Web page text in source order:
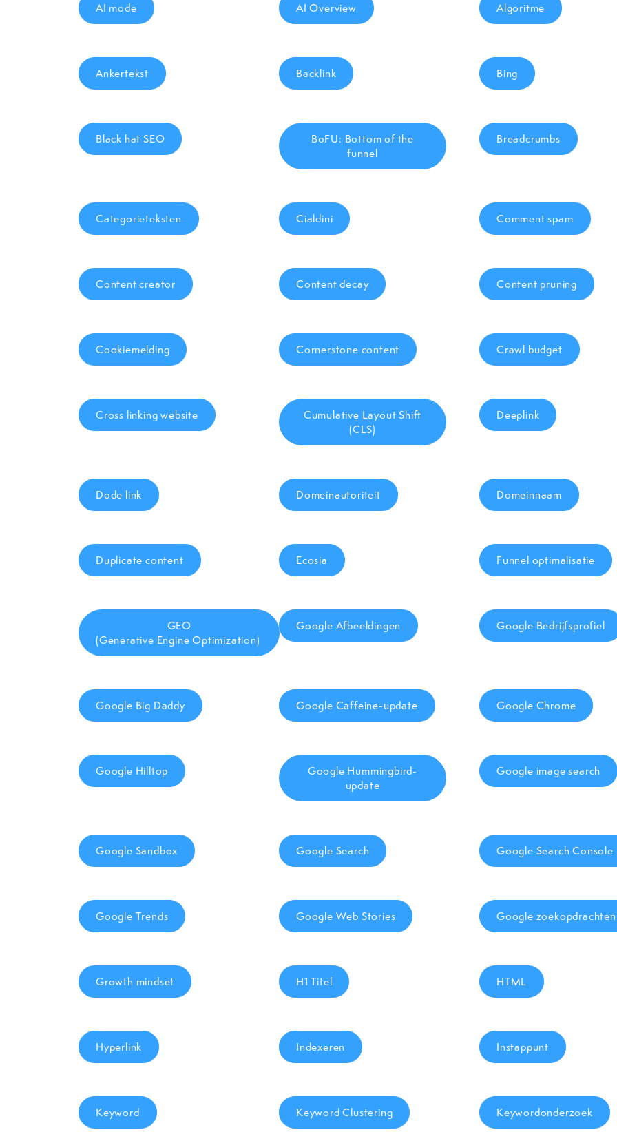
AI mode AI Overview Algoritme
Ankertekst Backlink Bing
Black hat SEO
BoFU: Bottom of the
funnel
Breadcrumbs
Categorieteksten Cialdini Comment spam
Content creator Content decay Content pruning
Cookiemelding Cornerstone content Crawl budget
Cross linking website
Cumulative Layout Shift
(CLS)
Deeplink
Dode link Domeinautoriteit Domeinnaam
Duplicate content Ecosia Funnel optimalisatie
GEO
(Generative Engine Optimization)
Google Afbeeldingen Google Bedrijfsprofiel
Google Big Daddy Google Caffeine-update Google Chrome
Google Hilltop
Google Hummingbird-
update
Google image search
Google Sandbox Google Search Google Search Console
Google Trends Google Web Stories Google zoekopdrachten
Growth mindset H1 Titel HTML
Hyperlink Indexeren Instappunt
Keyword Keyword Clustering Keywordonderzoek